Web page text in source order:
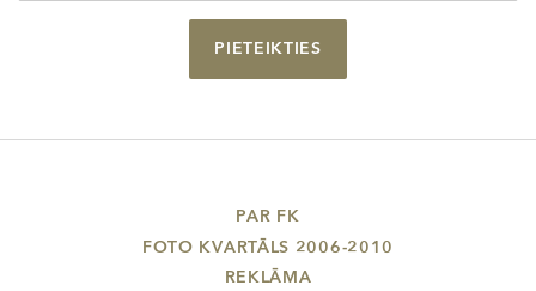
PIETEIKTIES
PAR FK
FOTO KVARTĀLS 2006-2010
REKLĀMA